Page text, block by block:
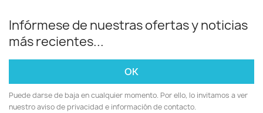
Infórmese de nuestras ofertas y noticias
más recientes...
Puede darse de baja en cualquier momento. Por ello, lo invitamos a ver
nuestro aviso de privacidad e información de contacto.